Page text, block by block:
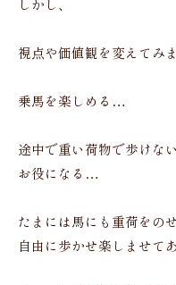
しかし、
視点や価値観を変えてみま
乗馬を楽しめる…
途中で重い荷物で歩けな
お役になる…
たまには馬にも重荷をの
自由に歩かせ楽しませて